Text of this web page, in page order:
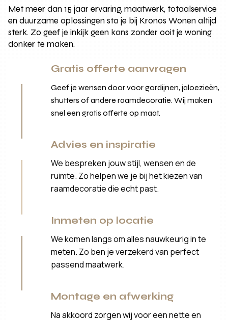
Met meer dan 15 jaar ervaring, maatwerk, totaalservice
en duurzame oplossingen sta je bij Kronos Wonen altijd
sterk. Zo geef je inkijk geen kans zonder ooit je woning
donker te maken.
Gratis offerte aanvragen
Geef je wensen door voor gordijnen, jaloezieën,
shutters of andere raamdecoratie. Wij maken
snel een gratis offerte op maat.
Advies en inspiratie
We bespreken jouw stijl, wensen en de
ruimte. Zo helpen we je bij het kiezen van
raamdecoratie die echt past.
Inmeten op locatie
We komen langs om alles nauwkeurig in te
meten. Zo ben je verzekerd van perfect
passend maatwerk.
Montage en afwerking
Na akkoord zorgen wij voor een nette en